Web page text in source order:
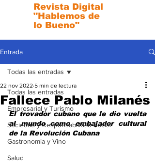
Revista Digital
"Hablemos de
lo Bueno"
Entrada
Todas las entradas
Empresarial y Turismo
Sociedad y Responsabilidad Social
Gastronomia y Vino
Salud
Todas las entradas
Fallece Pablo Milanés
22 nov 2022 5 min de lectura
El trovador cubano que le dio vuelta
al mundo como embajador cultural
de la Revolución Cubana